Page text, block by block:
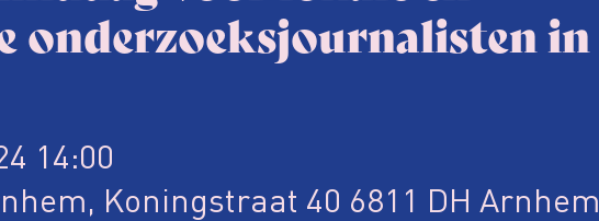
onderzoeksjournalisten in
14:00
Koningstraat 40 6811 DH Arnhem